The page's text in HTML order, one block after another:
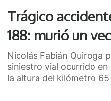
Trágico
188: murió un
Nicolás Fabián Quiroga
siniestro vial ocurrido en
la altura del kilómetro 65